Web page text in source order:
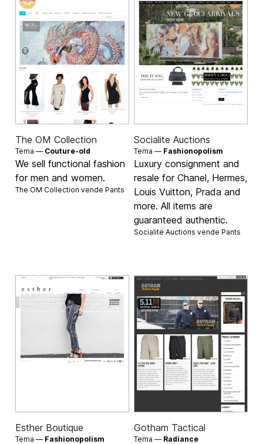
The OM Collection
Tema — Couture-old
We sell functional fashion
for men and women.
The OM Collection vende Pants
Socialite Auctions
Tema — Fashionopolism
Luxury consignment and
resale for Chanel, Hermes,
Louis Vuitton, Prada and
more. All items are
guaranteed authentic.
Socialite Auctions vende Pants
Esther Boutique
Tema — Fashionopolism
Gotham Tactical
Tema — Radiance